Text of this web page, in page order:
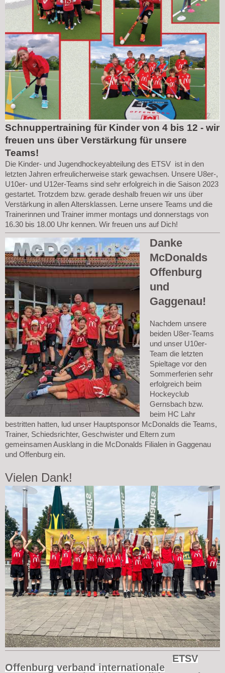
Schnuppertraining für Kinder von 4 bis 12 - wir
freuen uns über Verstärkung für unsere
Teams!
Die Kinder- und Jugendhockeyabteilung des ETSV ist in den
letzten Jahren erfreulicherweise stark gewachsen. Unsere U8er-,
U10er- und U12er-Teams sind sehr erfolgreich in die Saison 2023
gestartet. Trotzdem bzw. gerade deshalb freuen wir uns über
Verstärkung in allen Altersklassen. Lerne unsere Teams und die
Trainerinnen und Trainer immer montags und donnerstags von
16.30 bis 18.00 Uhr kennen. Wir freuen uns auf Dich!
Danke
McDonalds
Offenburg
und
Gaggenau!
Nachdem unsere
beiden U8er-Teams
und unser U10er-
Team die letzten
Spieltage vor den
Sommerferien sehr
erfolgreich beim
Hockeyclub
Gernsbach bzw.
beim HC Lahr
bestritten hatten, lud unser Hauptsponsor McDonalds die Teams,
Trainer, Schiedsrichter, Geschwister und Eltern zum
gemeinsamen Ausklang in die McDonalds Filialen in Gaggenau
und Offenburg ein.
Vielen Dank!
ETSV
Offenburg verband internationale